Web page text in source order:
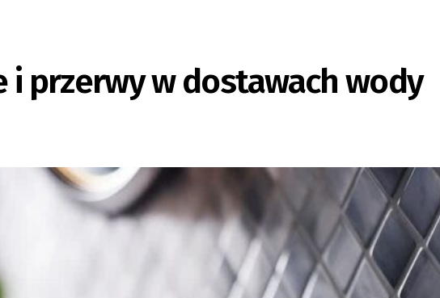
i przerwy w dostawach wody